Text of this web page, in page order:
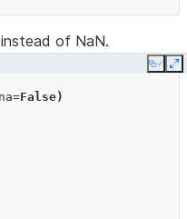
of NaN.
Copy
na=False)